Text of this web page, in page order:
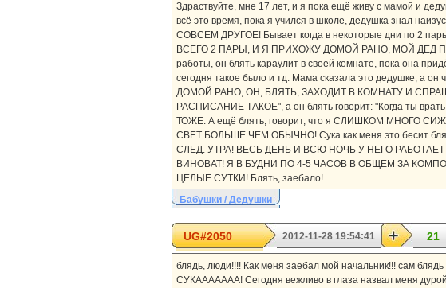
Здраствуйте, мне 17 лет, и я пока ещё живу с мамой и
всё это время, пока я учился в школе, дедушка знал
СОВСЕМ ДРУГОЕ! Бывает когда в некоторые дни по 2
ВСЕГО 2 ПАРЫ, И Я ПРИХОЖУ ДОМОЙ РАНО, МОЙ ДЕД
работы, он блять караулит в своей комнате, пока она
сегодня такое было и тд. Мама сказала это дедушке, а
ДОМОЙ РАНО, ОН, БЛЯТЬ, ЗАХОДИТ В КОМНАТУ И
РАСПИСАНИЕ ТАКОЕ", а он блять говорит: "Когда ты
ТОЖЕ. А ещё блять, говорит, что я СЛИШКОМ МНОГО
СВЕТ БОЛЬШЕ ЧЕМ ОБЫЧНО! Сука как меня это бесит
СЛЕД. УТРА! ВЕСЬ ДЕНЬ И ВСЮ НОЧЬ У НЕГО РАБОТАЕТ
ВИНОВАТ! Я В БУДНИ ПО 4-5 ЧАСОВ В ОБЩЕМ ЗА
ЦЕЛЫЕ СУТКИ! Блять, заебало!
Бабушки / Дедушки
UG#2050 2012-11-28 19:54:41 21
блядь, люди!!!! Как меня заебал мой начальник!!! сам
СУКААААААА! Сегодня вежливо в глаза назвал меня